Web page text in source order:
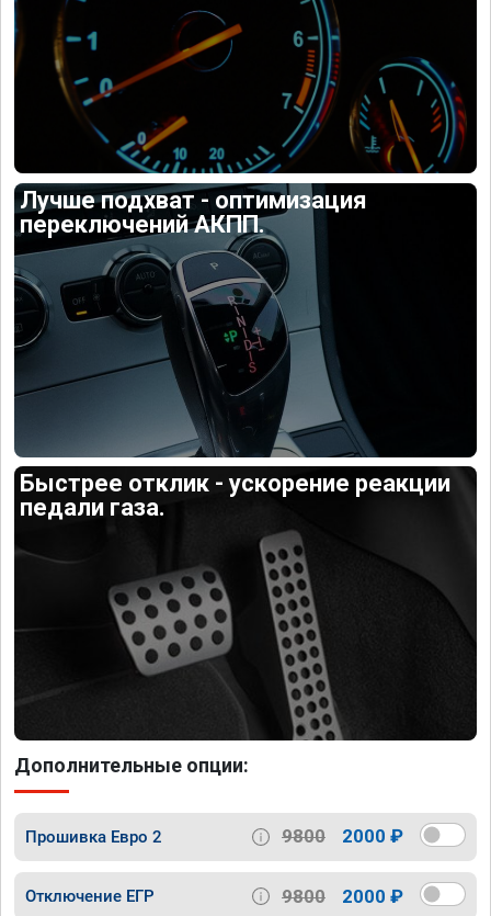
Лучше подхват - оптимизация
переключений АКПП.
Быстрее отклик - ускорение реакции
педали газа.
Дополнительные опции:
Прошивка Евро 2 9800 2000 ₽
Отключение ЕГР 9800 2000 ₽